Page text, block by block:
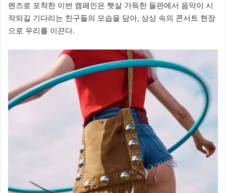
렌즈로 포착한 이번 캠페인은 햇살 가득한 들판에서 음악이 시
작되길 기다리는 친구들의 모습을 담아, 상상 속의 콘서트 현장
으로 우리를 이끈다.